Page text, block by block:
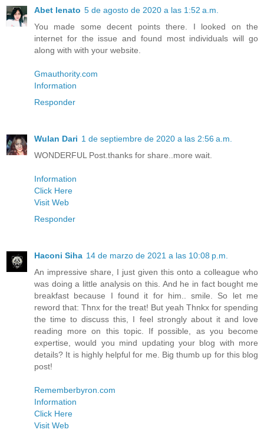
Abet lenato 5 de agosto de 2020 a las 1:52 a.m.
You made some decent points there. I looked on the
internet for the issue and found most individuals will go
along with with your website.
Gmauthority.com
Information
Responder
Wulan Dari 1 de septiembre de 2020 a las 2:56 a.m.
WONDERFUL Post.thanks for share..more wait.
Information
Click Here
Visit Web
Responder
Haconi Siha 14 de marzo de 2021 a las 10:08 p.m.
An impressive share, I just given this onto a colleague who
was doing a little analysis on this. And he in fact bought me
breakfast because I found it for him.. smile. So let me
reword that: Thnx for the treat! But yeah Thnkx for spending
the time to discuss this, I feel strongly about it and love
reading more on this topic. If possible, as you become
expertise, would you mind updating your blog with more
details? It is highly helpful for me. Big thumb up for this blog
post!
Rememberbyron.com
Information
Click Here
Visit Web